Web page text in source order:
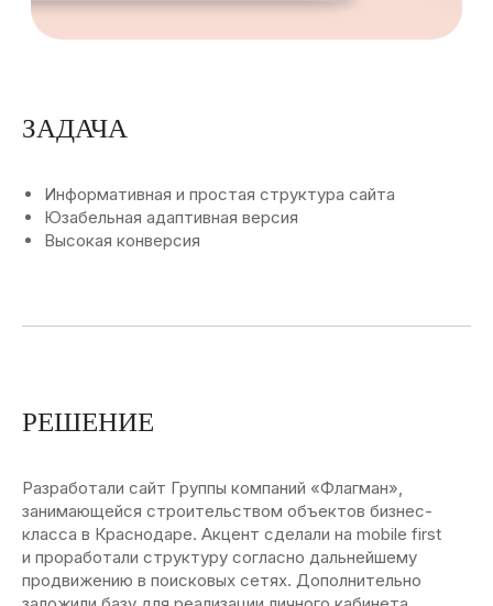
ЗАДАЧА
Информативная и простая структура сайта
Юзабельная адаптивная версия
Высокая конверсия
РЕШЕНИЕ
Разработали сайт Группы компаний «Флагман»,
занимающейся строительством объектов бизнес-
класса в Краснодаре. Акцент сделали на mobile first
и проработали структуру согласно дальнейшему
продвижению в поисковых сетях. Дополнительно